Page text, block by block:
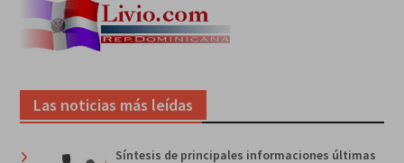
Las noticias más leídas
Síntesis de principales informaciones últimas